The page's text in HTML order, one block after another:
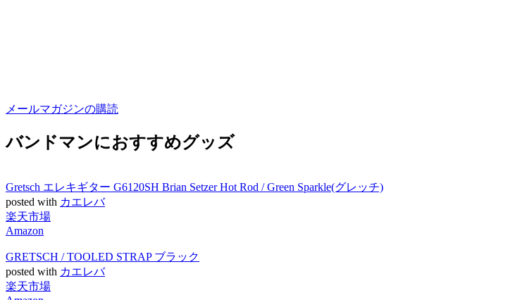
メールマガジンの購読
バンドマンにおすすめグッズ
Gretsch エレキギター G6120SH Brian Setzer Hot Rod / Green Sparkle(グレッチ)
posted with カエレバ
楽天市場
Amazon
GRETSCH / TOOLED STRAP ブラック
posted with カエレバ
楽天市場